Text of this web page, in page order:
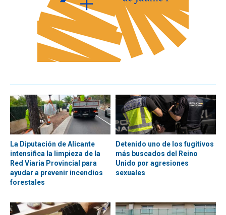
La Diputación de Alicante
intensifica la limpieza de la
Red Viaria Provincial para
ayudar a prevenir incendios
forestales
Detenido uno de los fugitivos
más buscados del Reino
Unido por agresiones
sexuales